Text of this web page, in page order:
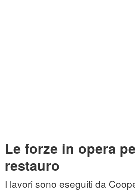
Le forze in opera
restauro
I lavori sono eseguiti da